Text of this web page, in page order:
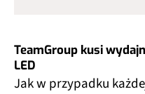
TeamGroup kusi
LED
Jak w przypadku